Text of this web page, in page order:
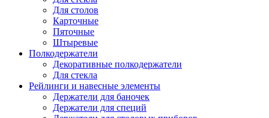
Для столов
Карточные
Пяточные
Штыревые
Полкодержатели
Декоративные полкодержатели
Для стекла
Рейлинги и навесные элементы
Держатели для баночек
Держатели для специй